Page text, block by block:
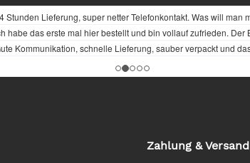
Zahlung & Versand